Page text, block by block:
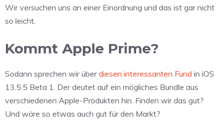
Wir versuchen uns an einer Einordnung und das ist gar nicht
so leicht.
Kommt Apple Prime?
Sodann sprechen wir überdiesen interessanten Fund in iOS
13.5.5 Beta 1. Der deutet auf ein mögliches Bundle aus
verschiedenen Apple-Produkten hin. Finden wir das gut?
Und wäre so etwas auch gut für den Markt?